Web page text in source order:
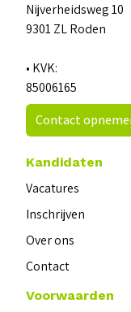
Nijverheidsweg 10
9301 ZL Roden
• KVK:
85006165
Contact
Kandidaten
Vacatures
Inschrijven
Over ons
Contact
Voorwaarden